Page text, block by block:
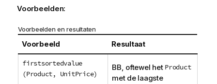
Voorbeelden:
Voorbeelden en resultaten
Voorbeeld Resultaat
firstsortedvalue
(Product, UnitPrice)
BB , oftewel het Product
met de laagste